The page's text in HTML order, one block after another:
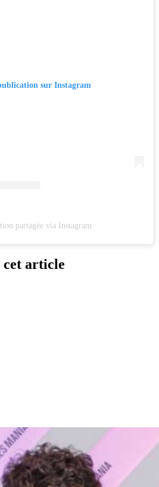
sur Instagram
partagée via Instagram
cet article